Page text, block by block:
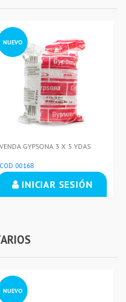
NUEVO
VENDA GYPSONA 3 X 5 YDAS
COD. 00168
INICIAR SESIÓN
NUEVO